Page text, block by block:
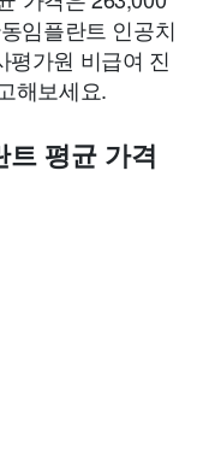
임플란트 인공치
평가원 비급여 진
해보세요.
트 평균 가격